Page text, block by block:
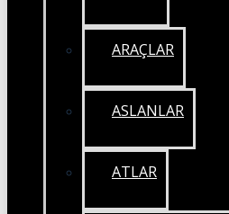
ARAÇLAR
ASLANLAR
ATLAR